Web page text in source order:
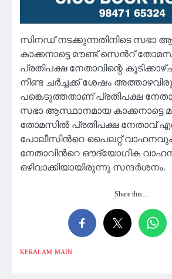
സിനഡ് നടക്കുന്നതിനിടെ സഭാ
കാക്കനാട്ടെ മൗണ്ട് സെന്‍റ്
പ്രതിപക്ഷ നേതാവിന്റെ
നീണ്ട ചർച്ചക്ക് ശേഷം
പങ്കെടുത്തതാണ് പ്രതിപക്ഷ
സഭാ ആസ്ഥാനമായ കാക്കനാട്ടെ
തോമസിൽ പ്രതിപക്ഷ നേതാവ്
പോലീസിന്‍റെ പൈലറ്റ് വാഹനവും
നേതാവിന്‍റെ ഔദ്യോഗിക
ഒഴിവാക്കിയായിരുന്നു സന്ദർശനം.
Share this…
KERALAM MAIN